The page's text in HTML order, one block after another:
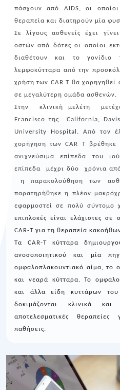
πάσχουν από AIDS, οι
θεραπεία και διατηρούν μία
Σε λίγους ασθενείς έχει
οστών από δότες οι οποίοι
διαθέτουν και το γονίδιο
λεμφοκύτταρα από την
χρήση των CAR T θα χορηγηθεί
σε μεγαλύτερη ομάδα ασθενών.
Στην
κλινική μελέτη
Francisco
της California,Davis
University
Hospital . Από τον
χορήγηση τωνCAR T βρέθηκε
ανιχνεύσιμα επίπεδα του
επίπεδα
μέχρι δύο
χρόνια
η παρακολούθηση των
παρατηρήθηκε η πλέον
εφαρμοστεί σε πολύ σύντομο
επιπλοκές είναι ελάχιστες
CAR-T για τη θεραπεία
Τα CAR-Tκύτταρα
ανοσοποιητικού και μία
ομφαλοπλακουντιακό αίμα, το
και νεαρά κύτταρα. Το
και άλλα είδη κυττάρων
δοκιμάζονται κλινικά
αποτελεσματικές θεραπείες
παθήσεις.